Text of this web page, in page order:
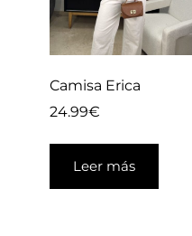
Camisa Erica
24.99€
Leer más